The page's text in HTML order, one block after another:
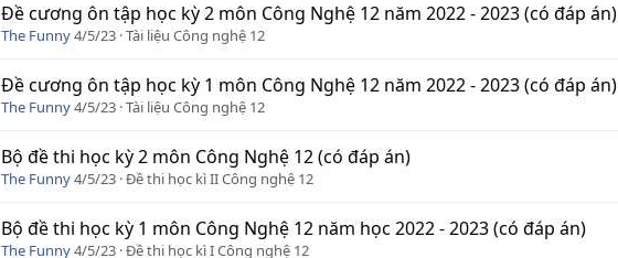
Đề cương ôn tập học kỳ 2 môn Công Nghệ 12 năm 2022 - 2023 (có đáp án)
The Funny4/5/23 Tài liệu Công nghệ 12
Đề cương ôn tập học kỳ 1 môn Công Nghệ 12 năm 2022 - 2023 (có đáp án)
The Funny4/5/23 Tài liệu Công nghệ 12
Bộ đề thi học kỳ 2 môn Công Nghệ 12 (có đáp án)
The Funny4/5/23 Đề thi học kì II Công nghệ 12
Bộ đề thi học kỳ 1 môn Công Nghệ 12 năm học 2022 - 2023 (có đáp án)
The Funny4/5/23 Đề thi học kì I Công nghệ 12